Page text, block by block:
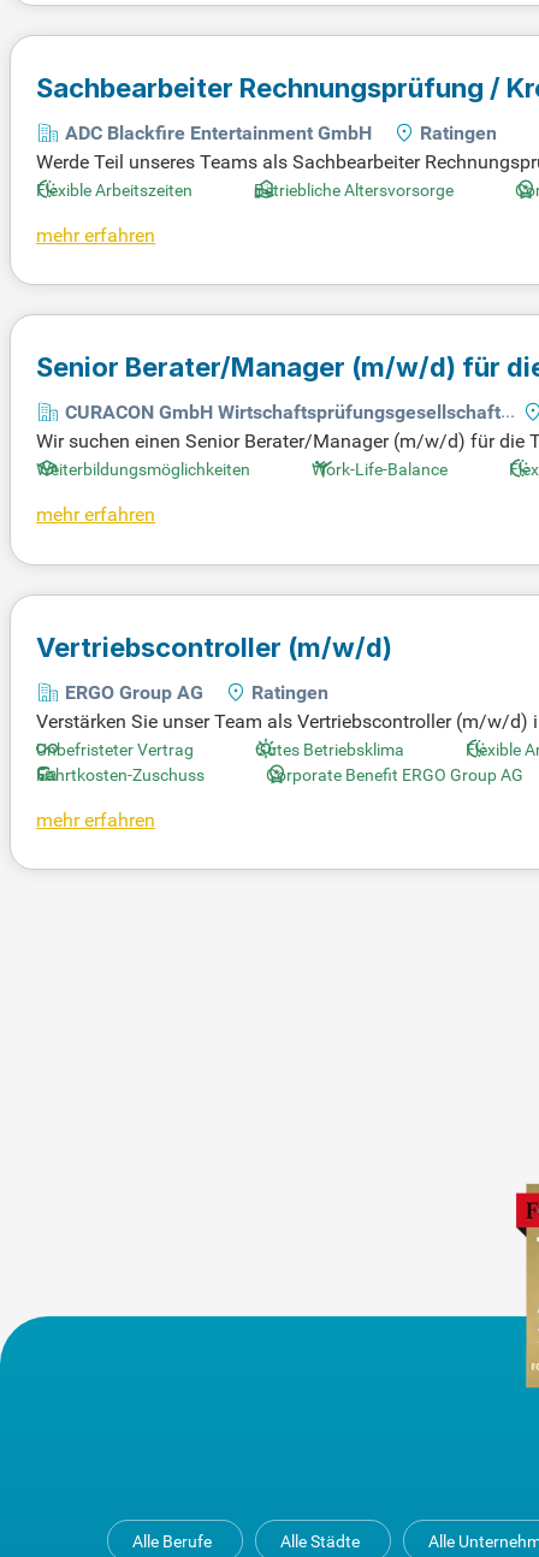
Sachbearbeiter Rechnungsprüfung /
ADC Blackfire Entertainment GmbH
Ratingen
Werde Teil unseres Teams als Sachbearbeiter
zu den Fans finden. Unser Unternehmen gehört zu den
zes Mitglied der Asmodee Group sind wir global vernetzt.
Flexible Arbeitszeiten Betriebliche Altersvorsorge
mehr erfahren
Senior Berater/Manager (m/w/d) für
CURACON GmbH Wirtschaftsprüfungsgesellschaft
Wir suchen einen Senior Berater/Manager (m/w/d) für die
Ihre Hauptaufgaben umfassen die Steuerung des
Routine im Projektmanagement sowie erste
stsein schätzt.
Weiterbildungsmöglichkeiten Work-Life-Balance
mehr erfahren
Vertriebscontroller (m/w/d)
ERGO Group AG
Ratingen
Verstärken Sie unser Team als Vertriebscontroller (m/w/d)
ür die Datenbeschaffung und Auswertung verantwortlich.
ung unserer Controllingsysteme. Mit einem
erben Sie sich jetzt und gestalten Sie die Zukunft im
Unbefristeter Vertrag Gutes Betriebsklima Flexible
Fahrtkosten-Zuschuss
Corporate Benefit ERGO Group AG
mehr erfahren
Alle Berufe Alle Städte Alle